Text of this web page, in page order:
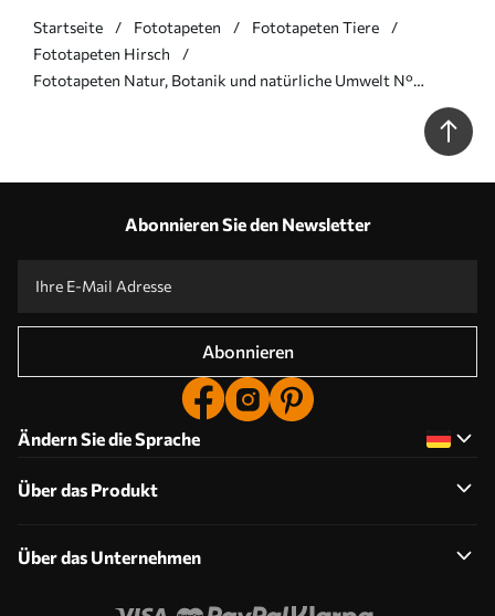
Startseite Fototapeten
Fototapeten Tiere
Fototapeten Hirsch
Fototapeten Natur, Botanik und natürliche Umwelt N°
Abonnieren Sie den Newsletter
Abonnieren
Ändern Sie die Sprache
Über das Produkt
Über das Unternehmen